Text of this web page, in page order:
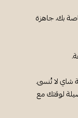
بك، جاهزة
الطبيعي لتجربة شاي لا تُنسى.
لوقتك مع